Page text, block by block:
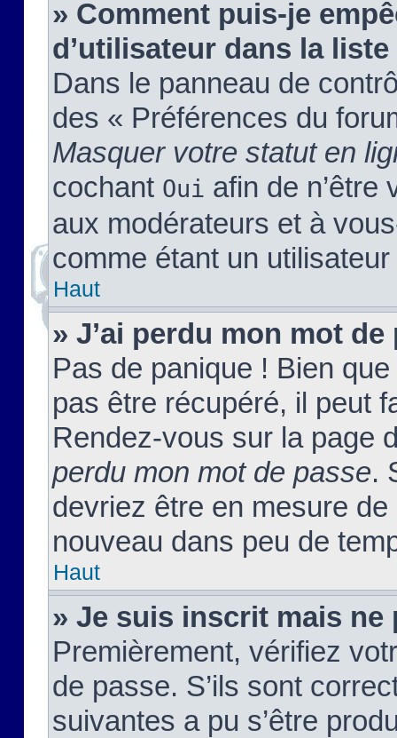
» Comment puis-je
d’utilisateur dans la
Dans le panneau de
des « Préférences du
Masquer votre statut en
cochant Oui afin de n’être
aux modérateurs et à
comme étant un
Haut
» J’ai perdu mon mot de
Pas de panique ! Bien
pas être récupéré, il peut
Rendez-vous sur la page
perdu mon mot de passe.
devriez être en mesure
nouveau dans peu de
Haut
» Je suis inscrit mais ne
Premièrement, vérifiez
de passe. S’ils sont
suivantes a pu s’être